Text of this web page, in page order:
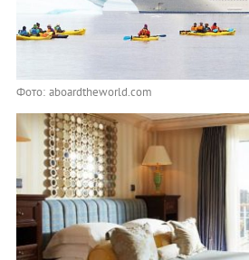
Фото: aboardtheworld.com